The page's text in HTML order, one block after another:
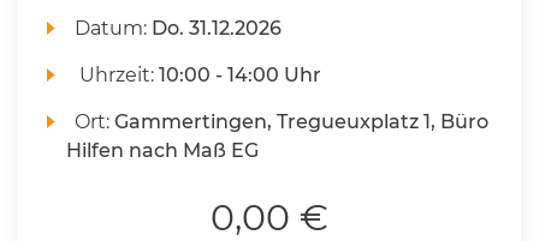
Datum: Do. 31.12.2026
Uhrzeit:10:00 - 14:00 Uhr
Ort:Gammertingen, Tregueuxplatz 1, Büro
Hilfen nach Maß EG
0,00 €